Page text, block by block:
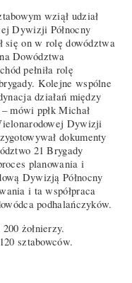
wziął udział
Dywizji Północny
się on w rolę dowództwa
Dowództwa
pełniła rolę
Kolejne wspólne
działań między
mówi ppłk Michał
Dywizji
dokumenty
21 Brygady
planowania i
Dywizją Północny
i ta współpraca
podhalańczyków.
żołnierzy.
sztabowców.